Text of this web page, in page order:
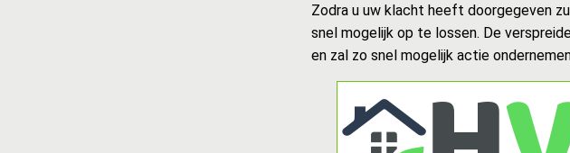
Zodra u uw klacht heeft doorgegeven
snel mogelijk op te lossen. De
en zal zo snel mogelijk actie